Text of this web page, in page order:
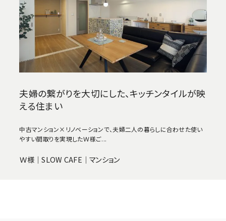
夫婦の繋がりを大切にした、キッチンタイルが映
える住まい
中古マンション×リノベーションで、夫婦二人の暮らしに合わせた使い
やすい間取りを実現したＷ様ご...
Ｗ様｜SLOW CAFE｜マンション